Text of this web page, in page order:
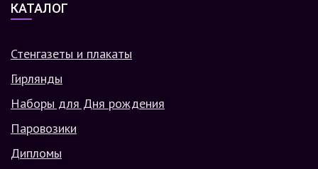
КАТАЛОГ
Стенгазеты и плакаты
Гирлянды
Наборы для Дня рождения
Паровозики
Дипломы